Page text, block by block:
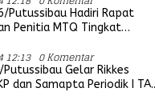
Putussibau Hadiri Rapat
Penitia MTQ Tingkat
12:13 0 Komentar
Gelar Rikkes
dan Samapta Periodik I TA.